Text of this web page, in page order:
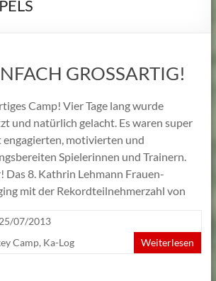
GROSSARTIG!
Camp! Vier Tage lang wurde
und natürlich gelacht. Es waren super
engagierten, motivierten und
Spielerinnen und Trainern.
Das 8. Kathrin Lehmann Frauen-
mit der Rekordteilnehmerzahl von
25/07/2013
Camp, Ka-Log Weiterlesen